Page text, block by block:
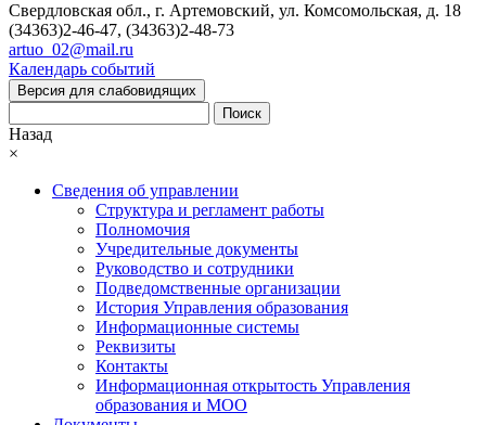
Свердловская обл., г. Артемовский, ул. Комсомольская, д. 18
(34363)2-46-47, (34363)2-48-73
artuo_02@mail.ru
Календарь событий
Версия для слабовидящих
Поиск
Назад
×
Сведения об управлении
Структура и регламент работы
Полномочия
Учредительные документы
Руководство и сотрудники
Подведомственные организации
История Управления образования
Информационные системы
Реквизиты
Контакты
Информационная открытость Управления
образования и МОО